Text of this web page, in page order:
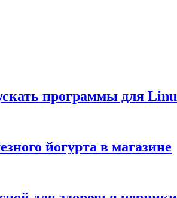
программы для
йогурта в магазине